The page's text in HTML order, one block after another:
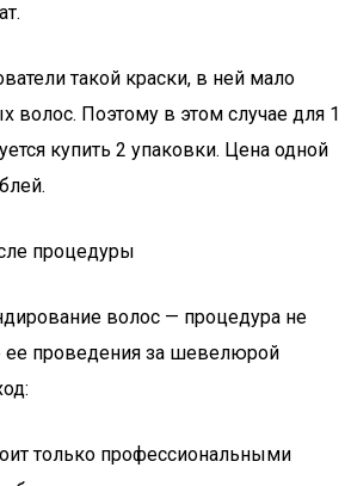
такой краски, в ней мало
волос. Поэтому в этом случае для 1
купить 2 упаковки. Цена одной
процедуры
волос — процедура не
ее проведения за шевелюрой
только профессиональными